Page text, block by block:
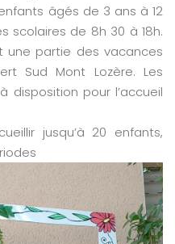
âgés de 3 ans à 12
scolaires de 8h 30 à 18h.
une partie des vacances
Sud Mont Lozère. Les
disposition pour l’accueil
jusqu’à 20 enfants,